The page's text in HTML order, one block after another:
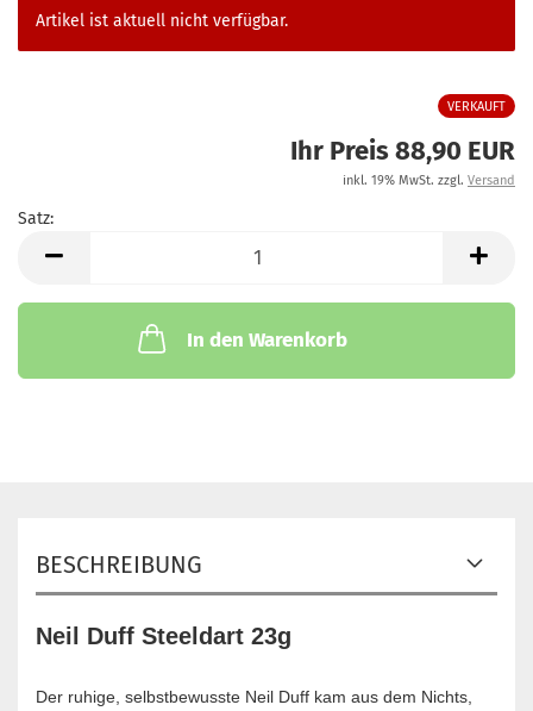
Artikel ist aktuell nicht verfügbar.
VERKAUFT
Ihr Preis 88,90 EUR
inkl. 19% MwSt. zzgl. Versand
Satz:
In den Warenkorb
BESCHREIBUNG
Neil Duff Steeldart 23g
Der ruhige, selbstbewusste Neil Duff kam aus dem Nichts,